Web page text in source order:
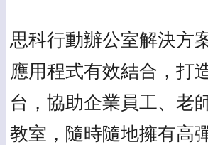
思科行動辦公室解決方
應用程式有效結合，打
台，協助企業員工、老
教室，隨時隨地擁有高